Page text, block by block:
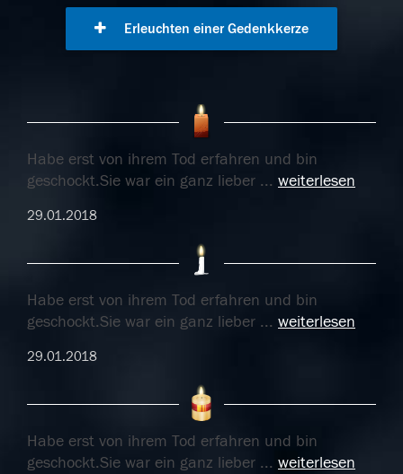
Erleuchten einer Gedenkkerze
Habe erst von ihrem Tod erfahren und bin
geschockt.Sie war ein ganz lieber ... weiterlesen
29.01.2018
Habe erst von ihrem Tod erfahren und bin
geschockt.Sie war ein ganz lieber ... weiterlesen
29.01.2018
Habe erst von ihrem Tod erfahren und bin
geschockt.Sie war ein ganz lieber ... weiterlesen